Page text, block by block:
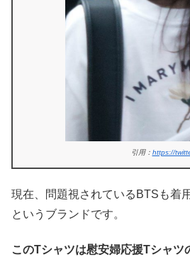
引用： https://
現在、問題視されているBTSも着
というブランドです。
このTシャツは慰安婦応援Tシャツ